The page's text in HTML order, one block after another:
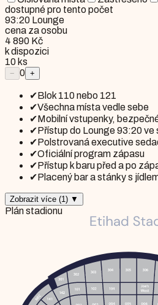
dostupné pro tento počet
93:20 Lounge
cena za osobu
4 890 Kč
k dispozici
10 ks
− 0 +
✔Blok 110 nebo 121
✔Všechna místa vedle sebe
✔Mobilní vstupenky,
✔Přístup do Lounge 93:20 ve
✔Polstrovaná executive
✔Oficiální program zápasu
✔Přístup k baru před a po
✔Placený bar a stánky s
Zobrazit více (1) ▼
Plán stadionu